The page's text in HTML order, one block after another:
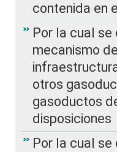
contenida en
Por la cual se
mecanismo
otros
gasoductos
disposiciones
Por la cual